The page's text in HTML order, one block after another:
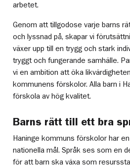
arbetet.
Genom att tillgodose varje barns
och lyssnad på, skapar vi
växer upp till en trygg och stark
tryggt och fungerande samhälle.
vi en ambition att öka
kommunens förskolor. Alla barn i
förskola av hög kvalitet.
Barns rätt till ett bra
Haninge kommuns förskolor har
nationella mål. Språk ses som en
för att barn ska växa som